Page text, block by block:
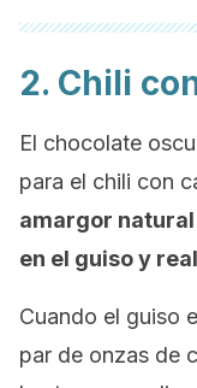
2. Chili
El chocolate
para el chili con
amargor
en el guiso y
Cuando el guiso
par de onzas de